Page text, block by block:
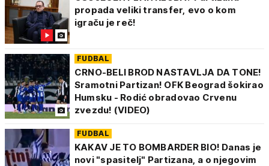
propada veliki transfer, evo o kom
igraču je reč!
FUDBAL
CRNO-BELI BROD NASTAVLJA DA TONE!
Sramotni Partizan! OFK Beograd šokirao
Humsku - Rodić obradovao Crvenu
zvezdu! (VIDEO)
FUDBAL
KAKAV JE TO BOMBARDER BIO! Danas je
novi "spasitelj" Partizana, a o njegovim